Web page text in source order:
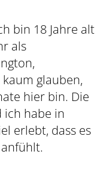
bin 18 Jahre alt
als
glauben,
hier bin. Die
ich habe in
erlebt, dass es